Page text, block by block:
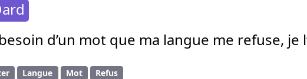
d’un mot que ma langue me refuse, je
Langue Mot Refus